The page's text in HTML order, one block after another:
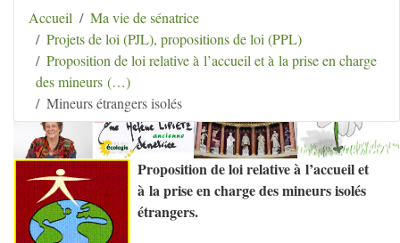
Aller au contenu Aller au menu
secondaire | Aller à la recherche
Hélène Lipietz
Ancienne Sénatrice de Seine-et-Marne
Accueil
Ma vie de sénatrice
Projets de loi (PJL), propositions de loi (PPL)
Proposition de loi relative à l’accueil et à la prise en charge
des mineurs (…)
Mineurs étrangers isolés
Proposition de loi relative à l’accueil et
à la prise en charge des mineurs isolés
étrangers.